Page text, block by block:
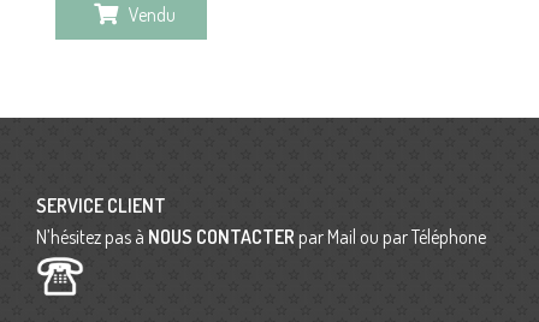
Vendu
SERVICE CLIENT
N’hésitez pas à NOUS CONTACTER par Mail ou par Téléphone